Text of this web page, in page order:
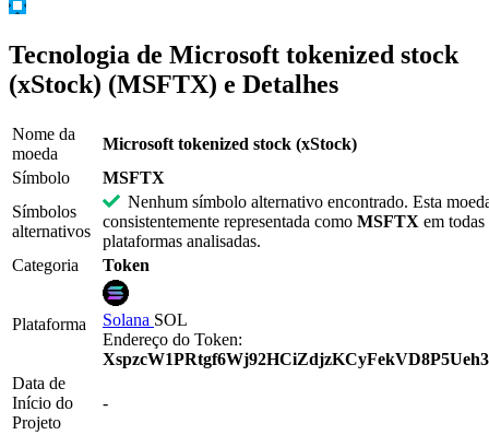
Tecnologia de Microsoft tokenized stock
(xStock) (MSFTX) e Detalhes
Nome da
moeda
Microsoft tokenized stock (xStock)
Símbolo
MSFTX
Símbolos
alternativos
Nenhum símbolo alternativo encontrado. Esta
consistentemente representada como MSFTX em todas
plataformas analisadas.
Categoria
Token
Plataforma Solana SOL
Endereço do Token:
Data de
Início do
Projeto
-